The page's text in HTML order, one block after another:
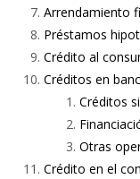
Arrendamiento
Préstamos
Crédito al
Créditos en
Créditos
Otras
Crédito en el